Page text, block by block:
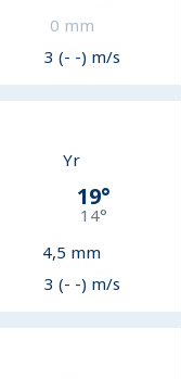
0 mm
3 (- -) m/s
Yr
19°
14°
4,5 mm
3 (- -) m/s